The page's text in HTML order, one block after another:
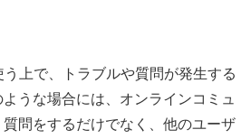
上で、トラブルや質問が発生する
うな場合には、オンラインコミュ
問をするだけでなく、他のユーザ